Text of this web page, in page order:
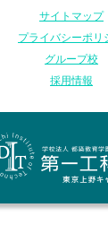
サイトマップ
プライバシーポリ
グループ校
採用情報